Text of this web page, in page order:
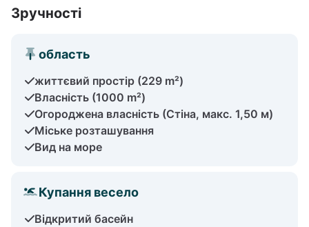
Зручності
область
життєвий простір (229 m²)
Власність (1000 m²)
Огороджена власність (Стіна, макс. 1,50 м)
Міське розташування
Вид на море
Купання весело
Відкритий басейн